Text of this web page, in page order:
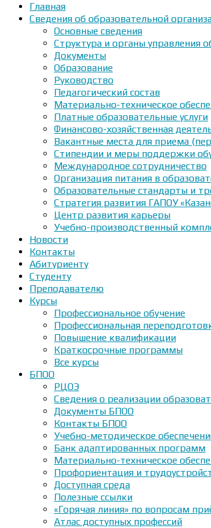
Главная
Сведения об образовательной
Основные сведения
Структура и органы управления
Документы
Образование
Руководство
Педагогический состав
Материально-техническое
Платные образовательные услуги
Финансово-хозяйственная
Вакантные места для приема
Стипендии и меры поддержки
Международное сотрудничество
Организация питания в
Образовательные стандарты и
Стратегия развития ГАПОУ
Центр развития карьеры
Учебно-производственный
Новости
Контакты
Абитуриенту
Студенту
Преподавателю
Курсы
Профессиональное обучение
Профессиональная
Повышение квалификации
Краткосрочные программы
Все курсы
БПОО
РЦОЭ
Сведения о реализации
Документы БПОО
Контакты БПОО
Учебно-методическое
Банк адаптированных программ
Материально-техническое
Профориентация и
Доступная среда
Полезные ссылки
«Горячая линия» по вопросам
Атлас доступных профессий